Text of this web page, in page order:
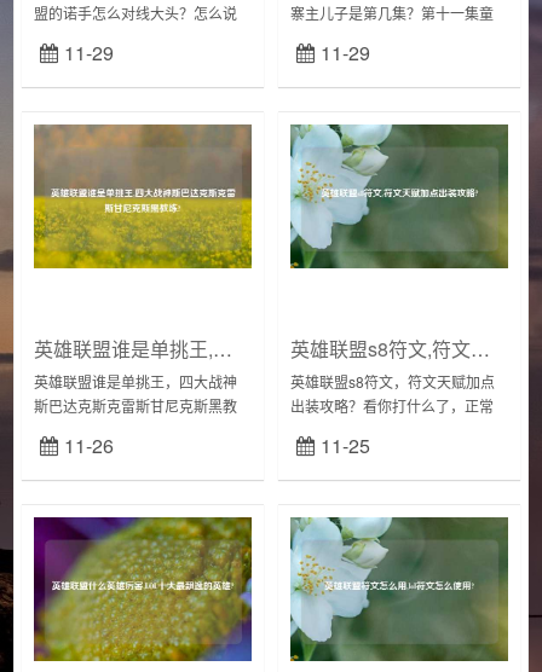
盟的诺手怎么对线大头？怎么说
对线大头看你带什么天赋和技能
了，一般相位配点火，征服带疾
11-29
寨主儿子是第几集？第十一集童
处，童玲玲按照欧阳兰的话，拆
下了出口处的炸弹，女子小队化
11-29
英雄联盟谁是单挑王,四大战神斯巴达克斯克雷斯甘尼克斯黑教练?
英雄联盟谁是单挑王，四大战神
斯巴达克斯克雷斯甘尼克斯黑教
剧，没有之一，只有第一！本剧
充满了血腥单挑、暴力杀戮以及
11-26
英雄联盟s8符文,符文天赋加点出装攻略?
英雄联盟s8符文，符文天赋加点
出装攻略？看你打什么了，正常
饮血，完了狂图冰锤粪叉开大以
后不缺攻速，能抗能打。符文红
11-25